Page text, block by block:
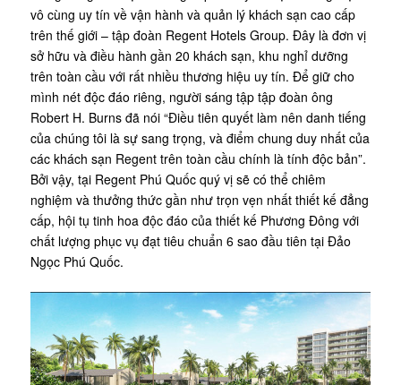
vô cùng uy tín về vận hành và quản lý khách sạn cao cấp
trên thế giới – tập đoàn Regent Hotels Group. Đây là đơn vị
sở hữu và điều hành gần 20 khách sạn, khu nghỉ dưỡng
trên toàn cầu với rất nhiều thương hiệu uy tín. Để giữ cho
mình nét độc đáo riêng, người sáng tập tập đoàn ông
Robert H. Burns đã nói “Điều tiên quyết làm nên danh tiếng
của chúng tôi là sự sang trọng, và điểm chung duy nhất của
các khách sạn Regent trên toàn cầu chính là tính độc bản”.
Bởi vậy, tại Regent Phú Quốc quý vị sẽ có thể chiêm
nghiệm và thưởng thức gần như trọn vẹn nhất thiết kế đẳng
cấp, hội tụ tinh hoa độc đáo của thiết kế Phương Đông với
chất lượng phục vụ đạt tiêu chuẩn 6 sao đầu tiên tại Đảo
Ngọc Phú Quốc.